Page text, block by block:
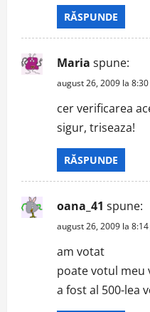
RĂSPUNDE
Maria spune:
august 26, 2009 la
cer verificarea
sigur, triseaza!
RĂSPUNDE
oana_41 spune:
august 26, 2009 la
am votat
poate votul meu
a fost al 500-lea